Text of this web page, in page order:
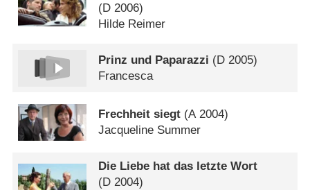
(D 2006)
Hilde Reimer
Prinz und Paparazzi (D 2005)
Francesca
Frechheit siegt (A2004)
Jacqueline Summer
Die Liebe hat das letzte Wort
(D 2004)